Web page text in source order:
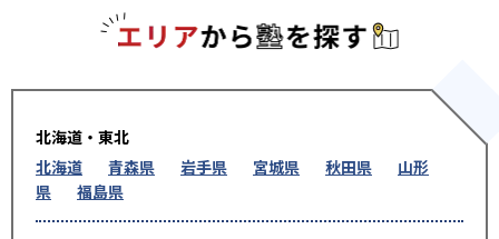
北海道・東北
北海道
青森県 岩手県 宮城県 秋田県
山形
県
福島県